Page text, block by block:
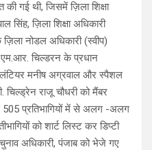
गई थी, जिसमें ज़िला शिक्षा
सिंह, ज़िला शिक्षा अधिकारी
नोडल अधिकारी (स्वीप)
चिल्डरन के प्रधान
मनीष अग्रवाल और स्पैशल
राजू चौधरी को मैंबर
505 प्रतिभागियों में से अलग -अलग
को शार्ट लिस्ट कर डिप्टी
अधिकारी, पंजाब को भेजे गए